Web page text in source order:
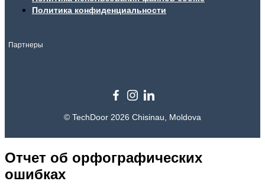
Политика конфиденциальности
Партнеры
© TechDoor 2026 Chisinau, Moldova
Отчет об орфографических
ошибках